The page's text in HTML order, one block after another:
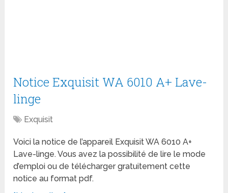
Notice Exquisit WA 6010 A+ Lave-
linge
Exquisit
Voici la notice de l’appareil Exquisit WA 6010 A+
Lave-linge. Vous avez la possibilité de lire le mode
d’emploi ou de télécharger gratuitement cette
notice au format pdf.